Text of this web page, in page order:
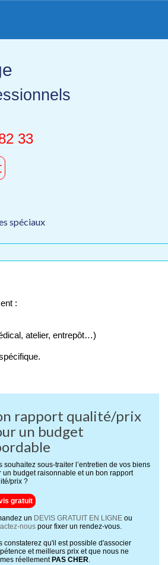
33
spéciaux
:
atelier, entrepôt…)
rapport qualité/prix
un budget
souhaitez sous-traiter l’entretien de vos biens
un budget raisonnable et un bon rapport
prix ?
gratuit
un DEVIS GRATUIT EN LIGNE ou
nous pour fixer un rendez-vous.
constaterez qu'il est possible d'associer
et meilleurs prix et que nous ne
réellement PAS CHER.